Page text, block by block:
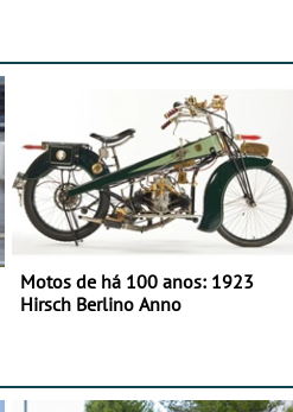
Motos de há 100 anos: 1923
Hirsch Berlino Anno